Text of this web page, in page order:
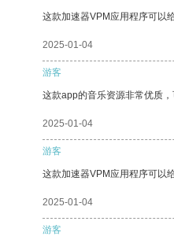
这款加速器VPM应用程序可以
2025-01-04
游客
这款app的音乐资源非常优质，
2025-01-04
游客
这款加速器VPM应用程序可以
2025-01-04
游客